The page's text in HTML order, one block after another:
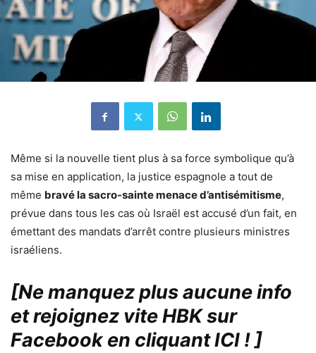
Même si la nouvelle tient plus à sa force symbolique qu’à
sa mise en application, la justice espagnole a tout de
même bravé la sacro-sainte menace d’antisémitisme,
prévue dans tous les cas où Israël est accusé d’un fait, en
émettant des mandats d’arrêt contre plusieurs ministres
israéliens.
[Ne manquez plus aucune info
et rejoignez vite HBK sur
Facebook en cliquant ICI !]